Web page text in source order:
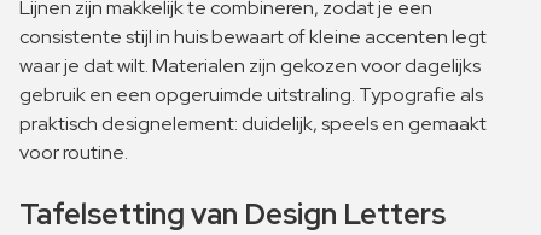
Lijnen zijn makkelijk te combineren, zodat je een
consistente stijl in huis bewaart of kleine accenten legt
waar je dat wilt. Materialen zijn gekozen voor dagelijks
gebruik en een opgeruimde uitstraling. Typografie als
praktisch designelement: duidelijk, speels en gemaakt
voor routine.
Tafelsetting van Design Letters